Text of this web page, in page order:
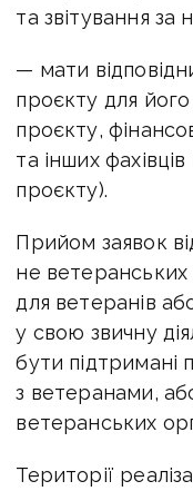
та звітування за
— мати
проєкту для його
проєкту,
та інших
проєкту).
Прийом заявок
не ветеранських
для ветеранів
у свою звичну
бути підтримані
з ветеранами,
ветеранських
Території